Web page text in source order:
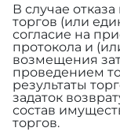
В случае
торгов (или
согласие на
протокола и
возмещения
проведением
результаты
задаток
состав
торгов.